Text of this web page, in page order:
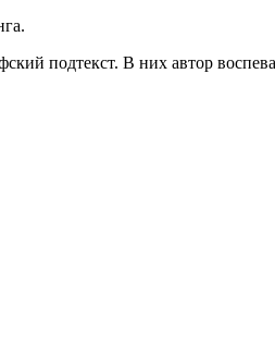
подтекст. В них автор